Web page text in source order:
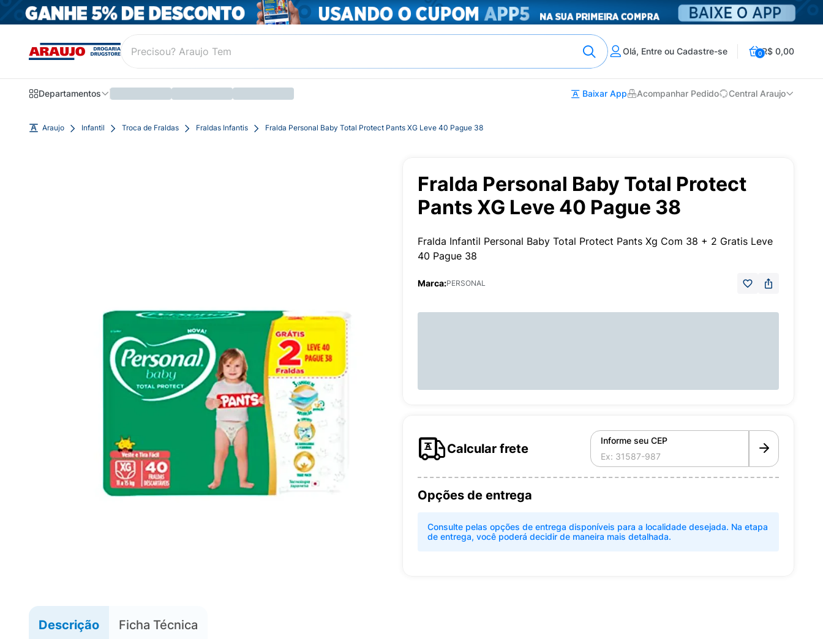
Olá, Entre ou Cadastre-se 0R$ 0,00
Departamentos Baixar App Acompanhar Pedido Central Araujo
Araujo Infantil Troca de Fraldas Fraldas Infantis Fralda Personal Baby Total Protect Pants XG Leve 40 Pague 38
Fralda Personal Baby Total Protect
Pants XG Leve 40 Pague 38
Fralda Infantil Personal Baby Total Protect Pants Xg Com 38 + 2 Gratis Leve
40 Pague 38
Marca:PERSONAL
Calcular frete
Informe seu CEP
Opções de entrega
Consulte pelas opções de entrega disponíveis para a localidade desejada. Na etapa
de entrega, você poderá decidir de maneira mais detalhada.
Descrição Ficha Técnica